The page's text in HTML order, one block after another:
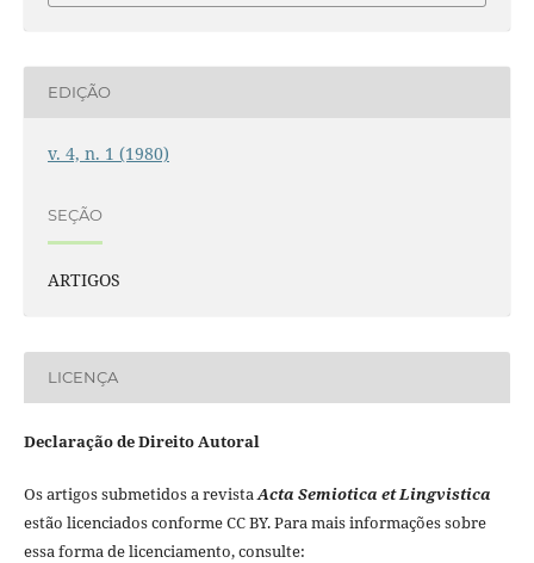
EDIÇÃO
v. 4, n. 1 (1980)
SEÇÃO
ARTIGOS
LICENÇA
Declaração de Direito Autoral
Os artigos submetidos a revistaActa Semiotica et Lingvistica
estão licenciados conforme CC BY. Para mais informações sobre
essa forma de licenciamento, consulte: